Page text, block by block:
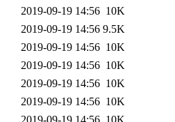
2019-09-19 14:56 10K
2019-09-19 14:56 9.5K
2019-09-19 14:56 10K
2019-09-19 14:56 10K
2019-09-19 14:56 10K
2019-09-19 14:56 10K